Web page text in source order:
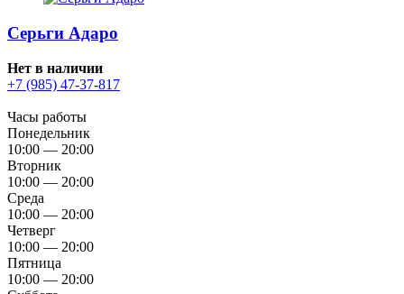
Серьги Адаро
Нет в наличии
+7 (985) 47-37-817
Часы работы
Понедельник
10:00 — 20:00
Вторник
10:00 — 20:00
Среда
10:00 — 20:00
Четверг
10:00 — 20:00
Пятница
10:00 — 20:00